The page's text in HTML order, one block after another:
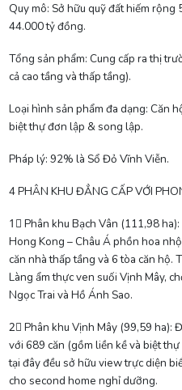
Quy mô: Sở hữu quỹ đất hiếm
44.000 tỷ đồng.
Tổng sản phẩm: Cung cấp ra thị
cả cao tầng và thấp tầng).
Loại hình sản phẩm đa dạng: Căn
biệt thự đơn lập & song lập.
Pháp lý: 92% là Sổ Đỏ Vĩnh Viễn.
4 PHÂN KHU ĐẲNG CẤP VỚI
1⃣ Phân khu Bạch Vân (111,98
Hong Kong – Châu Á phồn hoa
căn nhà thấp tầng và 6 tòa căn hộ.
Làng ẩm thực ven suối Vịnh Mây,
Ngọc Trai và Hồ Ánh Sao.
2⃣ Phân khu Vịnh Mây (99,59 ha):
với 689 căn (gồm liền kề và biệt
tại đây đều sở hữu view trực diện
cho second home nghỉ dưỡng.